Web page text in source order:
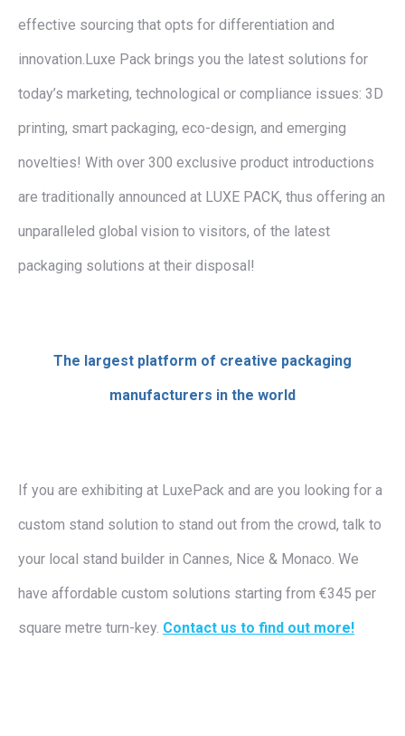
effective sourcing that opts for differentiation and
innovation.Luxe Pack brings you the latest solutions for
today’s marketing, technological or compliance issues: 3D
printing, smart packaging, eco-design, and emerging
novelties! With over 300 exclusive product introductions
are traditionally announced at LUXE PACK, thus offering an
unparalleled global vision to visitors, of the latest
packaging solutions at their disposal!
The largest platform of creative packaging
manufacturers in the world
If you are exhibiting at LuxePack and are you looking for a
custom stand solution to stand out from the crowd, talk to
your local stand builder in Cannes, Nice & Monaco. We
have affordable custom solutions starting from €345 per
square metre turn-key. Contact us to find out more!